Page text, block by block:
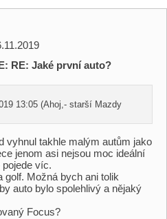
RE: Jaké první auto?
13:05 (Ahoj,- starší Mazdy
vyhnul takhle malým autům jako
jenom asi nejsou moc ideální
víc.
golf. Možná bych ani tolik
auto bylo spolehlivý a nějaký
Focus?